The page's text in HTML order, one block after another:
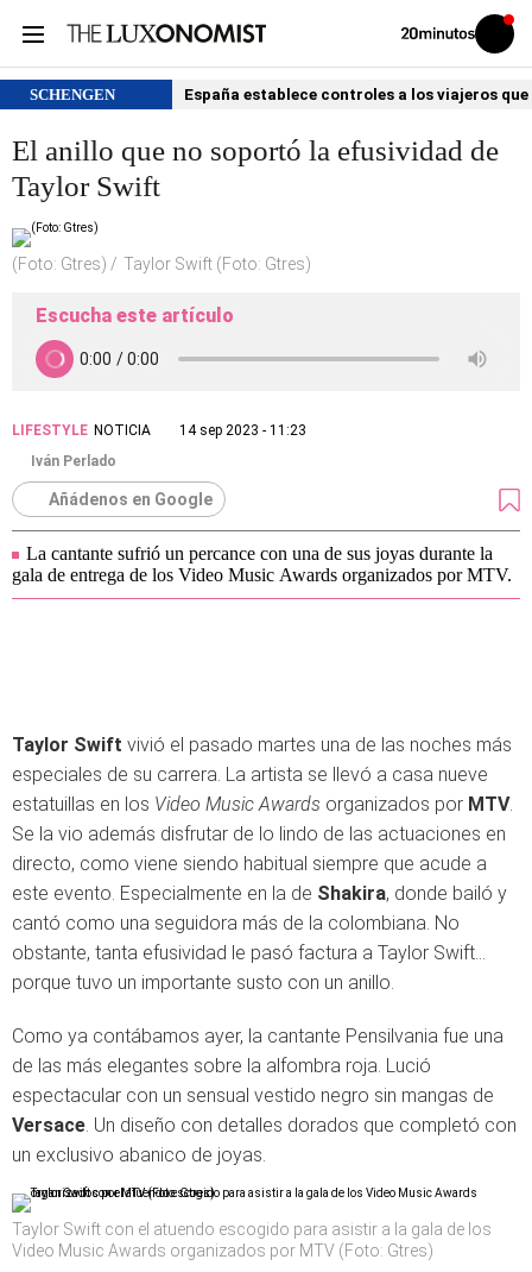
Volver
Iniciar
sesión
SCHENGEN España establece controles a los viajeros
El anillo que no soportó la efusividad de
Taylor Swift
(Foto: Gtres) Taylor Swift (Foto: Gtres)
Escucha este artículo
LIFESTYLE NOTICIA
14 sep 2023 - 11:23
Iván Perlado
Añádenos en Google
La cantante sufrió un percance con una de sus joyas durante la
gala de entrega de los Video Music Awards organizados por MTV.
Taylor Swift vivió el pasado martes una de las noches más
especiales de su carrera. La artista se llevó a casa nueve
estatuillas en los Video Music Awards organizados por MTV.
Se la vio además disfrutar de lo lindo de las actuaciones en
directo, como viene siendo habitual siempre que acude a
este evento. Especialmente en la de Shakira, donde bailó y
cantó como una seguidora más de la colombiana. No
obstante, tanta efusividad le pasó factura a Taylor Swift...
porque tuvo un importante susto con un anillo.
Como ya contábamos ayer, la cantante Pensilvania fue una
de las más elegantes sobre la alfombra roja. Lució
espectacular con un sensual vestido negro sin mangas de
Versace. Un diseño con detalles dorados que completó con
un exclusivo abanico de joyas.
Taylor Swift con el atuendo escogido para asistir a la gala de los
Video Music Awards organizados por MTV (Foto: Gtres)